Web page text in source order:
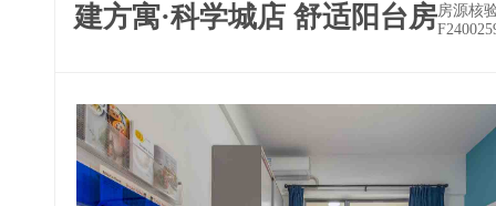
建方寓·科学城店 舒适阳台房房源核